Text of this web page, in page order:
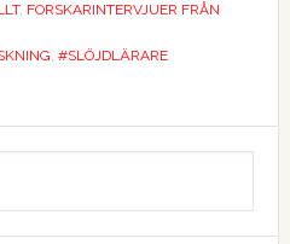
, FORSKARINTERVJUER FRÅN
, #SLÖJDLÄRARE